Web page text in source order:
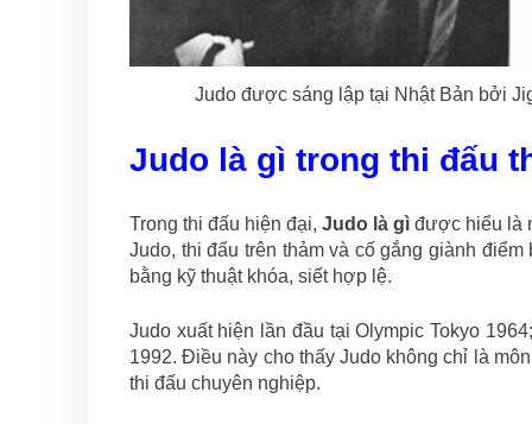
Judo được sáng lập tại Nhật Bản bởi
Judo là gì trong thi đấu
Trong thi đấu hiện đại, Judo là gì được hiểu là
Judo, thi đấu trên thảm và cố gắng giành
bằng kỹ thuật khóa, siết hợp lệ.
Judo xuất hiện lần đầu tại Olympic Tokyo
1992. Điều này cho thấy Judo không chỉ là
thi đấu chuyên nghiệp.